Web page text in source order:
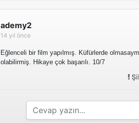
ademy2
14 yıl önce
Eğlenceli bir film yapılmış. Küfürlerde
olabilirmiş. Hikaye çok başarılı. 10/7